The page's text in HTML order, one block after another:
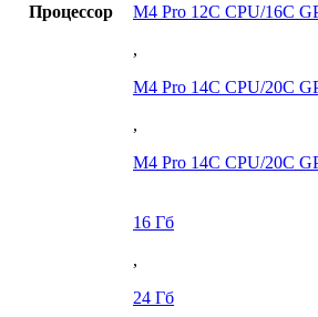
Процессор
M4 Pro 12C CPU/16C
,
M4 Pro 14C CPU/20C
,
M4 Pro 14C CPU/20C
16 Гб
,
24 Гб